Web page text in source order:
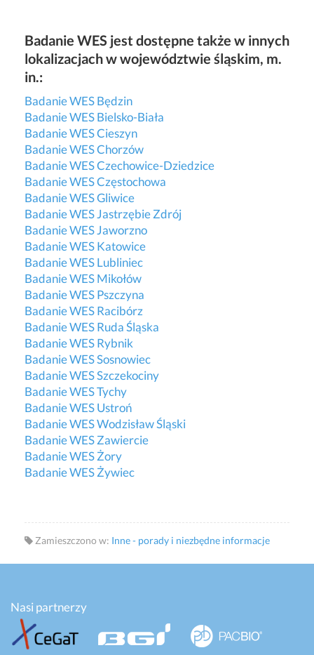
Badanie WES jest dostępne także w innych
lokalizacjach w województwie śląskim, m.
in.:
Badanie WES Będzin
Badanie WES Bielsko-Biała
Badanie WES Cieszyn
Badanie WES Chorzów
Badanie WES Czechowice-Dziedzice
Badanie WES Częstochowa
Badanie WES Gliwice
Badanie WES Jastrzębie Zdrój
Badanie WES Jaworzno
Badanie WES Katowice
Badanie WES Lubliniec
Badanie WES Mikołów
Badanie WES Pszczyna
Badanie WES Racibórz
Badanie WES Ruda Śląska
Badanie WES Rybnik
Badanie WES Sosnowiec
Badanie WES Szczekociny
Badanie WES Tychy
Badanie WES Ustroń
Badanie WES Wodzisław Śląski
Badanie WES Zawiercie
Badanie WES Żory
Badanie WES Żywiec
Zamieszczono w: Inne - porady i niezbędne informacje
Nasi partnerzy